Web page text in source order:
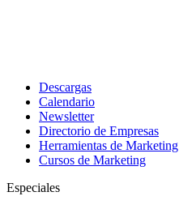
Descargas
Calendario
Newsletter
Directorio de Empresas
Herramientas de Marketing
Cursos de Marketing
Especiales